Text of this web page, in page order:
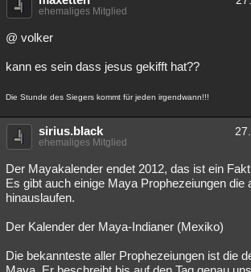
ehemaliges Mitglied
@ volker
kann es sein dass jesus gekifft hat??
Die Stunde des Siegers kommt für jeden irgendwann!!!
sirius.black
ehemaliges Mitglied
Der Mayakalender endet 2012, das ist ein
Es gibt auch einige Maya Prophezeiungen die
hinauslaufen.
Der Kalender der Maya-Indianer (Mexiko)
Die bekannteste aller Prophezeiungen ist die